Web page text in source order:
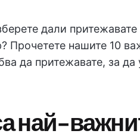
дали
Прочетете нашите 10
да притежавате, за да
най-